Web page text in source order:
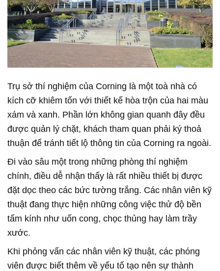
Trụ sở thí nghiệm của Corning là một toà nhà có
kích cỡ khiêm tốn với thiết kế hòa trộn của hai màu
xám và xanh. Phần lớn không gian quanh đây đều
được quản lý chặt, khách tham quan phải ký thoả
thuận để tránh tiết lộ thông tin của Corning ra ngoài.
Đi vào sâu một trong những phòng thí nghiệm
chính, điều dễ nhận thấy là rất nhiều thiết bị được
đặt dọc theo các bức tường trắng. Các nhân viên kỹ
thuật đang thực hiện những công việc thử độ bền
tấm kính như uốn cong, chọc thủng hay làm trầy
xước.
Khi phỏng vấn các nhân viên kỹ thuật, các phóng
viên được biết thêm về yếu tố tạo nên sự thành